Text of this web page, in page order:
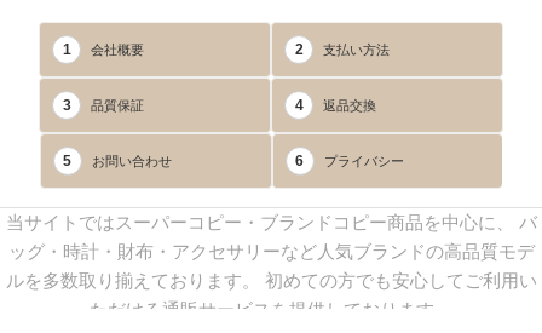
1 会社概要 2 支払い方法
3 品質保証 4 返品交換
5 お問い合わせ 6 プライバシー
当サイトではスーパーコピー・ブランドコピー商品を中心に、 バ
ッグ・時計・財布・アクセサリーなど人気ブランドの高品質モデ
ルを多数取り揃えております。 初めての方でも安心してご利用い
ただける通販サービスを提供しております。